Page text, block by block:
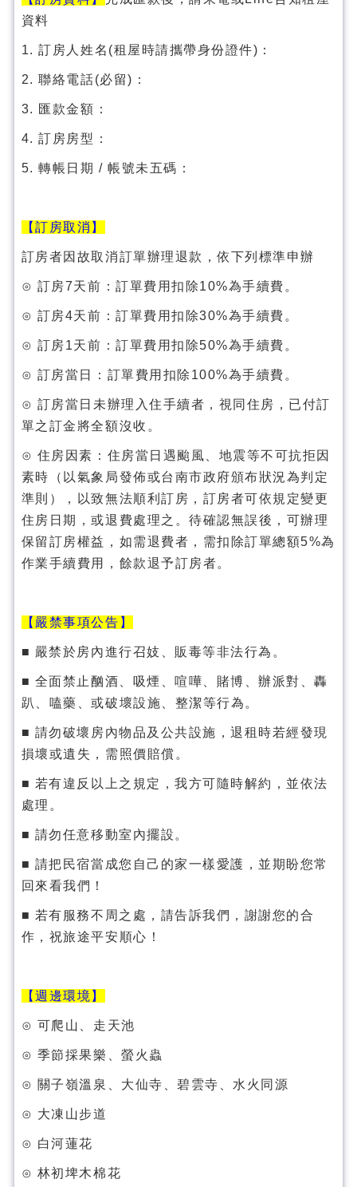
資料
1. 訂房人姓名(租屋時請攜帶身份證件)：
2. 聯絡電話(必留)：
3. 匯款金額：
4. 訂房房型：
5. 轉帳日期 / 帳號未五碼：
【訂房取消】
訂房者因故取消訂單辦理退款，依下列標準申辦
⊙ 訂房7天前：訂單費用扣除10%為手續費。
⊙ 訂房4天前：訂單費用扣除30%為手續費。
⊙ 訂房1天前：訂單費用扣除50%為手續費。
⊙ 訂房當日：訂單費用扣除100%為手續費。
⊙ 訂房當日未辦理入住手續者，視同住房，已付訂
單之訂金將全額沒收。
⊙ 住房因素：住房當日遇颱風、地震等不可抗拒因
素時（以氣象局發佈或台南市政府頒布狀況為判定
準則），以致無法順利訂房，訂房者可依規定變更
住房日期，或退費處理之。待確認無誤後，可辦理
保留訂房權益，如需退費者，需扣除訂單總額5%為
作業手續費用，餘款退予訂房者。
【嚴禁事項公告】
■ 嚴禁於房內進行召妓、販毒等非法行為。
■ 全面禁止酗酒、吸煙、喧嘩、賭博、辦派對、轟
趴、嗑藥、或破壞設施、整潔等行為。
■ 請勿破壞房內物品及公共設施，退租時若經發現
損壞或遺失，需照價賠償。
■ 若有違反以上之規定，我方可隨時解約，並依法
處理。
■ 請勿任意移動室內擺設。
■ 請把民宿當成您自己的家一樣愛護，並期盼您常
回來看我們！
■ 若有服務不周之處，請告訴我們，謝謝您的合
作，祝旅途平安順心！
【週邊環境】
⊙ 可爬山、走天池
⊙ 季節採果樂、螢火蟲
⊙ 關子嶺溫泉、大仙寺、碧雲寺、水火同源
⊙ 大凍山步道
⊙ 白河蓮花
⊙ 林初埤木棉花